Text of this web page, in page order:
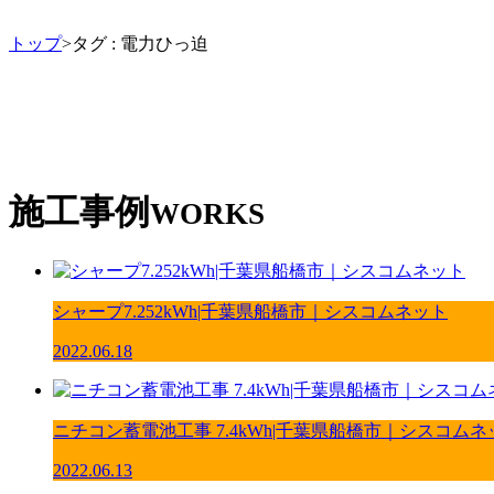
トップ>タグ : 電力ひっ迫
施工事例 WORKS
シャープ7.252kWh|千葉県船橋市｜シスコムネット
2022.06.18
ニチコン蓄電池工事 7.4kWh|千葉県船橋市｜シスコムネ
2022.06.13